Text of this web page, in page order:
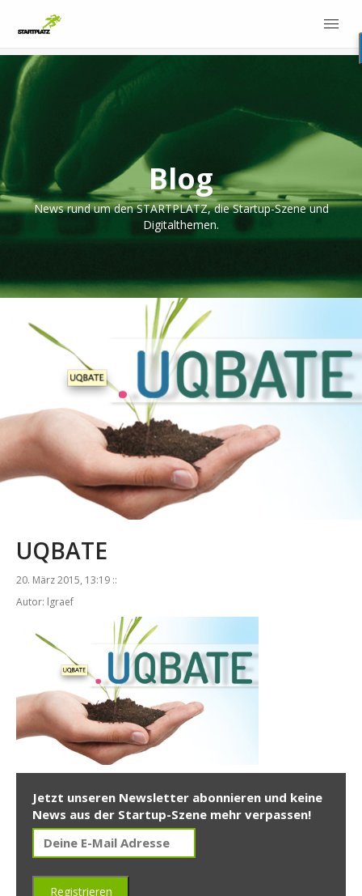
Blog
News rund um den STARTPLATZ, die Startup-Szene und
Digitalthemen.
UQBATE
20. März 2015, 13:19 ::
Autor: lgraef
Jetzt unseren Newsletter abonnieren und keine
News aus der Startup-Szene mehr verpassen!